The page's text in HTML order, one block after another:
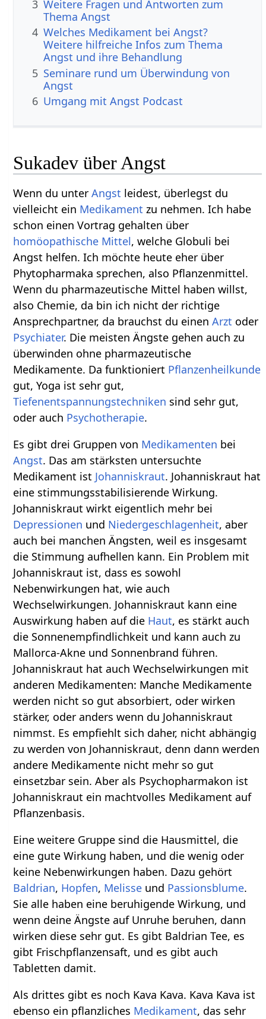
3 Weitere Fragen und Antworten zum
Thema Angst
4 Welches Medikament bei Angst?
Weitere hilfreiche Infos zum Thema
Angst und ihre Behandlung
5 Seminare rund um Überwindung von
Angst
6 Umgang mit Angst Podcast
Sukadev über Angst
Wenn du unterAngst leidest, überlegst du
vielleicht ein Medikament zu nehmen. Ich habe
schon einen Vortrag gehalten über
homöopathische Mittel, welche Globuli bei
Angst helfen. Ich möchte heute eher über
Phytopharmaka sprechen, also Pflanzenmittel.
Wenn du pharmazeutische Mittel haben willst,
also Chemie, da bin ich nicht der richtige
Ansprechpartner, da brauchst du einenArzt oder
Psychiater. Die meisten Ängste gehen auch zu
überwinden ohne pharmazeutische
Medikamente. Da funktioniert Pflanzenheilkunde
gut, Yoga ist sehr gut,
Tiefenentspannungstechniken sind sehr gut,
oder auch Psychotherapie.
Es gibt drei Gruppen von Medikamenten bei
Angst. Das am stärksten untersuchte
Medikament ist Johanniskraut. Johanniskraut hat
eine stimmungsstabilisierende Wirkung.
Johanniskraut wirkt eigentlich mehr bei
Depressionen und Niedergeschlagenheit, aber
auch bei manchen Ängsten, weil es insgesamt
die Stimmung aufhellen kann. Ein Problem mit
Johanniskraut ist, dass es sowohl
Nebenwirkungen hat, wie auch
Wechselwirkungen. Johanniskraut kann eine
Auswirkung haben auf die Haut, es stärkt auch
die Sonnenempfindlichkeit und kann auch zu
Mallorca-Akne und Sonnenbrand führen.
Johanniskraut hat auch Wechselwirkungen mit
anderen Medikamenten: Manche Medikamente
werden nicht so gut absorbiert, oder wirken
stärker, oder anders wenn du Johanniskraut
nimmst. Es empfiehlt sich daher, nicht abhängig
zu werden von Johanniskraut, denn dann werden
andere Medikamente nicht mehr so gut
einsetzbar sein. Aber als Psychopharmakon ist
Johanniskraut ein machtvolles Medikament auf
Pflanzenbasis.
Eine weitere Gruppe sind die Hausmittel, die
eine gute Wirkung haben, und die wenig oder
keine Nebenwirkungen haben. Dazu gehört
Baldrian, Hopfen, Melisse und Passionsblume.
Sie alle haben eine beruhigende Wirkung, und
wenn deine Ängste auf Unruhe beruhen, dann
wirken diese sehr gut. Es gibt Baldrian Tee, es
gibt Frischpflanzensaft, und es gibt auch
Tabletten damit.
Als drittes gibt es noch Kava Kava. Kava Kava ist
ebenso ein pflanzliches Medikament, das sehr